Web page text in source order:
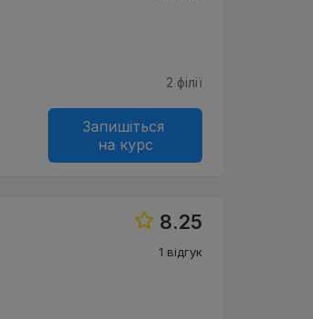
2 філії
Запишіться
на курс
8.25
1 відгук